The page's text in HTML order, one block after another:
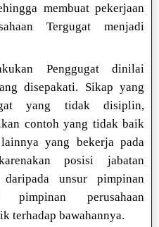
membuat pekerjaan
Tergugat menjadi
Penggugat dinilai
disepakati. Sikap yang
yang tidak disiplin,
contoh yang tidak baik
yang bekerja pada
posisi jabatan
unsur pimpinan
pimpinan perusahaan
terhadap bawahannya.